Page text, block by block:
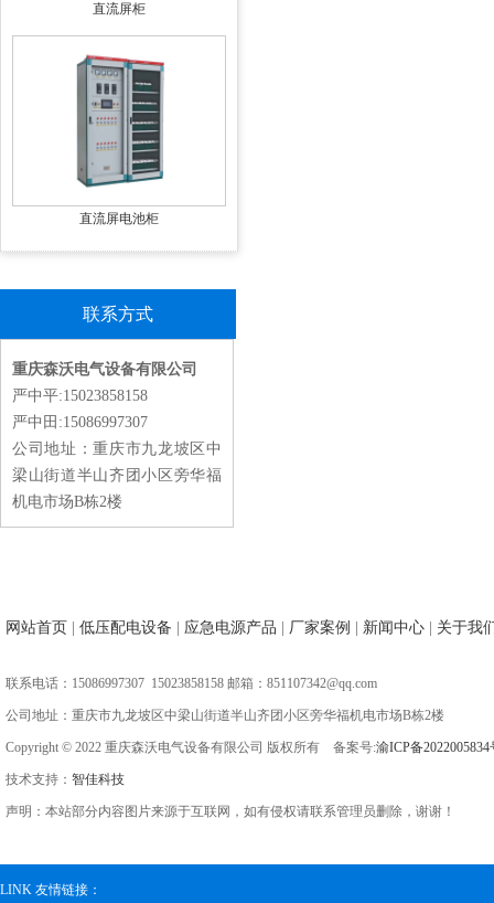
直流屏柜
直流屏电池柜
联系方式
重庆森沃电气设备有限公司
严中平:15023858158
严中田:15086997307
公司地址：重庆市九龙坡区中
梁山街道半山齐团小区旁华福
机电市场B栋2楼
网站首页 低压配电设备 应急电源产品 厂家案例 新闻中心 关于我
联系电话：15086997307 15023858158 邮箱：851107342@qq.com
公司地址：重庆市九龙坡区中梁山街道半山齐团小区旁华福机电市场B栋2楼
Copyright © 2022 重庆森沃电气设备有限公司 版权所有 备案号:渝ICP备2022005834
技术支持： 智佳科技
声明：本站部分内容图片来源于互联网，如有侵权请联系管理员删除，谢谢！
LINK 友情链接：